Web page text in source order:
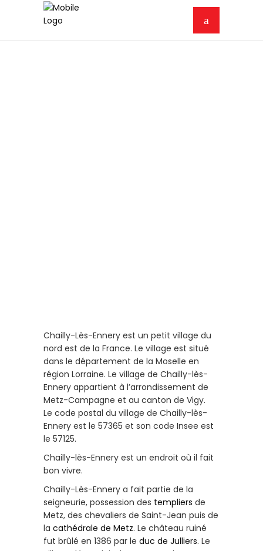
Chailly-Lès-Ennery est un petit village du
nord est de la France. Le village est situé
dans le département de la Moselle en
région Lorraine. Le village de Chailly-lès-
Ennery appartient à l’arrondissement de
Metz-Campagne et au canton de Vigy.
Le code postal du village de Chailly-lès-
Ennery est le 57365 et son code Insee est
le 57125.
Chailly-lès-Ennery est un endroit où il fait
bon vivre.
Chailly-Lès-Ennery a fait partie de la
seigneurie, possession des templiers de
Metz, des chevaliers de Saint-Jean puis de
la cathédrale de Metz. Le château ruiné
fut brûlé en 1386 par le duc de Julliers. Le